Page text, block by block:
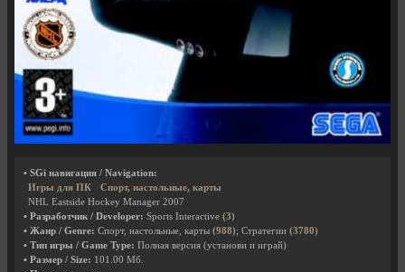
• SGi навигация / Navigation:
Игры для ПК
Спорт, настольные, карты
NHL Eastside Hockey Manager 2007
• Разработчик / Developer: Sports Interactive (3)
• Жанр / Genre: Спорт, настольные, карты (988); Стратегии (3780)
• Тип игры / Game Type: Полная версия (установи и играй)
• Размер / Size: 101.00 Мб.